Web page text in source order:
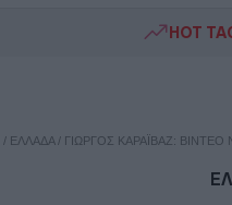
HOT
/ ΕΛΛΑΔΑ/ ΓΙΏΡΓΟΣ ΚΑΡΑΪΒΆΖ: